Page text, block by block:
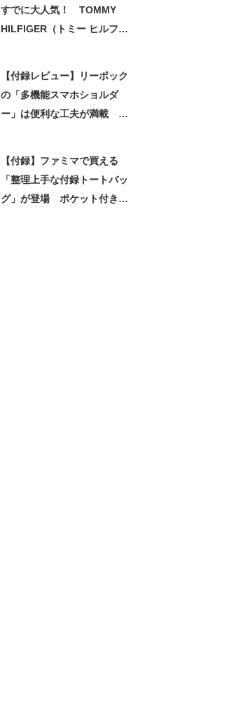
すでに大人気！ TOMMY
HILFIGER（トミー ヒルフィ
【付録レビュー】リーボック
の「多機能スマホショルダ
ー」は便利な工夫が満載 男
【付録】ファミマで買える
「整理上手な付録トートバッ
グ」が登場 ポケット付きの